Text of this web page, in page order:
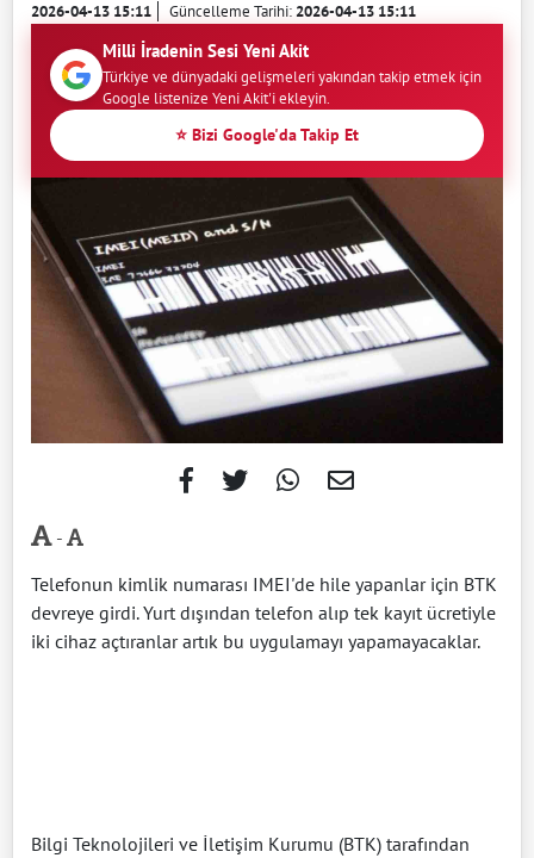
2026-04-13 15:11 Güncelleme Tarihi:2026-04-13 15:11
Milli İradenin Sesi Yeni Akit
Türkiye ve dünyadaki gelişmeleri yakından takip etmek için
Google listenize Yeni Akit'i ekleyin.
⭐ Bizi Google'da Takip Et
-
Telefonun kimlik numarası IMEI'de hile yapanlar için BTK
devreye girdi. Yurt dışından telefon alıp tek kayıt ücretiyle
iki cihaz açtıranlar artık bu uygulamayı yapamayacaklar.
Bilgi Teknolojileri ve İletişim Kurumu (BTK) tarafından